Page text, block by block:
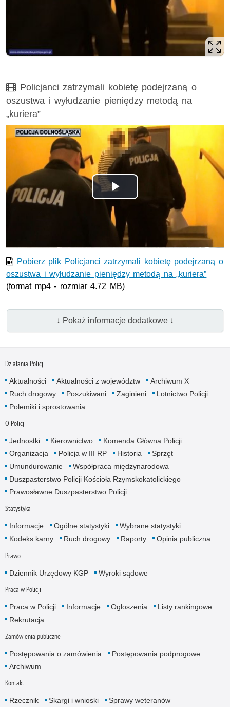
Film
Policjanci zatrzymali kobietę podejrzaną o
oszustwa i wyłudzanie pieniędzy metodą na
„kuriera”
Odtwórz
wideo
Pobierz plik Policjanci zatrzymali kobietę podejrzaną o
oszustwa i wyłudzanie pieniędzy metodą na „kuriera”
(format mp4 - rozmiar 4.72 MB)
↓ Pokaż informacje dodatkowe ↓
Działania Policji
Aktualności Aktualności z województw
Archiwum X
Ruch drogowy
Poszukiwani Zaginieni
Lotnictwo Policji
Polemiki i sprostowania
O Policji
Jednostki Kierownictwo
Komenda Główna Policji
Organizacja
Policja w III RP Historia
Sprzęt
Umundurowanie
Współpraca międzynarodowa
Duszpasterstwo Policji Kościoła Rzymskokatolickiego
Prawosławne Duszpasterstwo Policji
Statystyka
Informacje Ogólne statystyki
Wybrane statystyki
Kodeks karny
Ruch drogowy Raporty Opinia publiczna
Prawo
Dziennik Urzędowy KGP Wyroki sądowe
Praca w Policji
Praca w Policji Informacje Ogłoszenia
Listy rankingowe
Rekrutacja
Zamówienia publiczne
Postępowania o zamówienia
Postępowania podprogowe
Archiwum
Kontakt
Rzecznik Skargi i wnioski Sprawy weteranów